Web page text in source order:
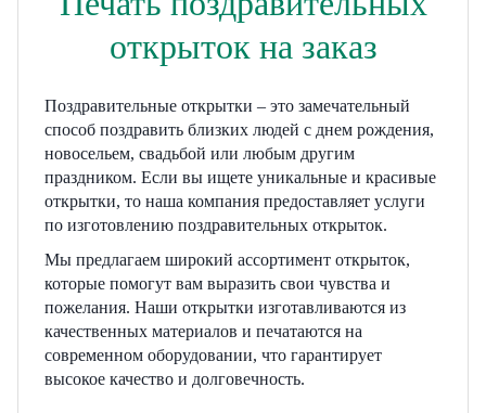
открыток на заказ
Поздравительные открытки – это замечательный
способ поздравить близких людей с днем рождения,
новосельем, свадьбой или любым другим
праздником. Если вы ищете уникальные и красивые
открытки, то наша компания предоставляет услуги
по изготовлению поздравительных открыток.
Мы предлагаем широкий ассортимент открыток,
которые помогут вам выразить свои чувства и
пожелания. Наши открытки изготавливаются из
качественных материалов и печатаются на
современном оборудовании, что гарантирует
высокое качество и долговечность.